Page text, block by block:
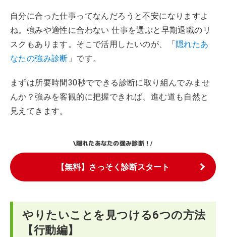
自分に合った仕事ってなんだろうと不安になりますよ
ね。強みや適性に合わない 仕事を選ぶと早期退職のリ
スクもあります。そこで活用したいのが、「隠れたあ
なたの強み診断 」です。
まずは所要時間30秒でできる診断に取り組んでみませ
んか？強みを客観的に把握できれば、進む道も自然と
見えてきます。
\隠れたあなたの強み診断！/
【無料】さっそく診断スタート
やりたいことを見つける6つの方法
【行動編】